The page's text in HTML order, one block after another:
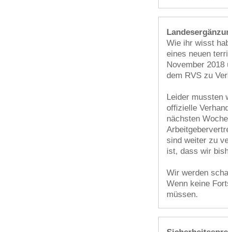
Wie ihr wisst
eines neuen
November
dem RVS zu
Leider mussten
offizielle
nächsten
sind weiter zu
ist, dass wir
Wir werden
Wenn keine
müssen.